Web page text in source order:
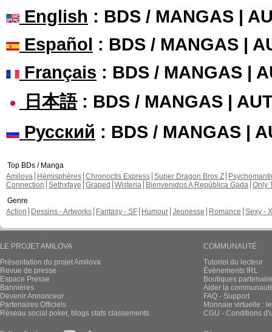
English : BDS / MANGAS |
Español : BDS / MANGAS |
Français : BDS / MANGAS |
日本語: BDS / MANGAS |
Русский : BDS / MANGAS |
Top BDs / Manga
Amilova
Hémisphères Chronoctis Express Super Dragon Bros Z
Connection Sethxfaye Graped Wisteria Bienvenidos A República Gada Only
Genre
Action
Dessins - Artworks Fantasy - SF Humour Jeunesse Romance Sexy -
LE PROJET AMILOVA
Présentation du projet Amilova
Revue de presse
Espace Presse
Bannières
Devenir Annonceur
Partenaires Officiels
Réseau social poker, blogs stats classements
COMMUNAUTÉ
Tutoriel du lecteur
Évènements IRL
Boutiques
Aider la
FAQ - Support
Monnaie virtuelle :
CGU - Conditions